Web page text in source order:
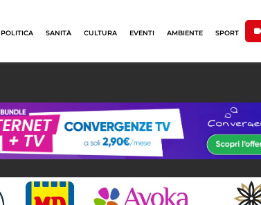
POLITICA SANITÀ CULTURA EVENTI AMBIENTE SPORT